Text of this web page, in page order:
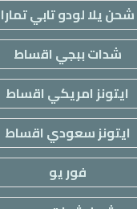
شحن يلا لودو تابي تمارا
شدات ببجي اقساط
ايتونز امريكي اقساط
ايتونز سعودي اقساط
فور يو